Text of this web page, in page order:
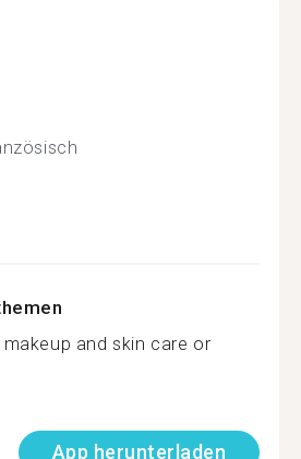
and skin care or
App herunterladen